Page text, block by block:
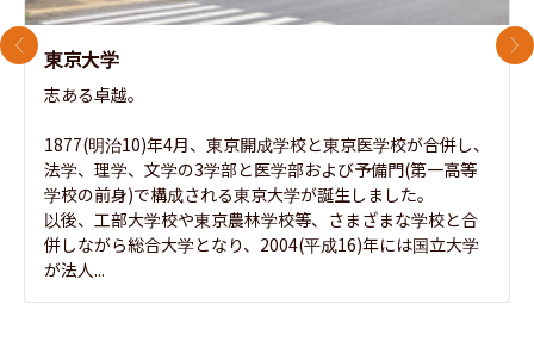
東京大学
志ある卓越。
1877(明治10)年4月、東京開成学校と東京医学校が合併し、
法学、理学、文学の3学部と医学部および予備門(第一高等
学校の前身)で構成される東京大学が誕生しました。
以後、工部大学校や東京農林学校等、さまざまな学校と合
併しながら総合大学となり、2004(平成16)年には国立大学
が法人...
前のスライド 次